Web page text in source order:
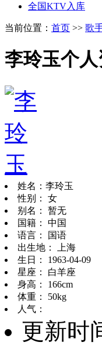
全国KTV入库
当前位置： 首页 >> 歌
李玲玉个
姓名：李玲玉
性别： 女
别名： 暂无
国籍： 中国
语言： 国语
出生地： 上海
生日： 1963-04-09
星座： 白羊座
身高： 166cm
体重： 50kg
人气：
更新时